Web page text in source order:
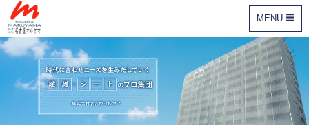
MENU